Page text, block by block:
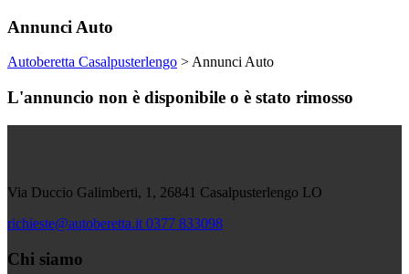
Annunci Auto
Autoberetta Casalpusterlengo >Annunci Auto
L'annuncio non è disponibile o è stato rimosso
Via Duccio Galimberti, 1, 26841 Casalpusterlengo LO
richieste@autoberetta.it 0377 833098
Chi siamo